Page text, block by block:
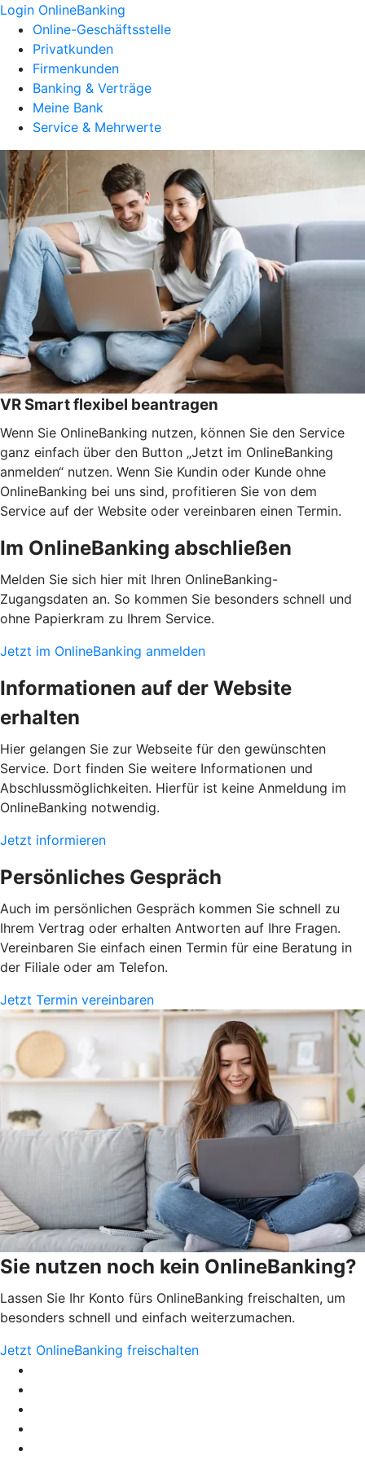
Login OnlineBanking
Online-Geschäftsstelle
Privatkunden
Firmenkunden
Banking & Verträge
Meine Bank
Service & Mehrwerte
VR Smart flexibel beantragen
Wenn Sie OnlineBanking nutzen, können Sie den Service
ganz einfach über den Button „Jetzt im OnlineBanking
anmelden“ nutzen. Wenn Sie Kundin oder Kunde ohne
OnlineBanking bei uns sind, profitieren Sie von dem
Service auf der Website oder vereinbaren einen Termin.
Im OnlineBanking abschließen
Melden Sie sich hier mit Ihren OnlineBanking-
Zugangsdaten an. So kommen Sie besonders schnell und
ohne Papierkram zu Ihrem Service.
Jetzt im OnlineBanking anmelden
Informationen auf der Website
erhalten
Hier gelangen Sie zur Webseite für den gewünschten
Service. Dort finden Sie weitere Informationen und
Abschlussmöglichkeiten. Hierfür ist keine Anmeldung im
OnlineBanking notwendig.
Jetzt informieren
Persönliches Gespräch
Auch im persönlichen Gespräch kommen Sie schnell zu
Ihrem Vertrag oder erhalten Antworten auf Ihre Fragen.
Vereinbaren Sie einfach einen Termin für eine Beratung in
der Filiale oder am Telefon.
Jetzt Termin vereinbaren
Sie nutzen noch kein OnlineBanking?
Lassen Sie Ihr Konto fürs OnlineBanking freischalten, um
besonders schnell und einfach weiterzumachen.
Jetzt OnlineBanking freischalten